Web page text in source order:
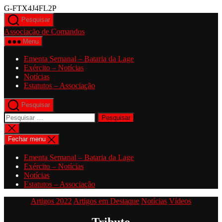
G-FTX4J4FL2PSaltar
conteúdo
Pesquisar
Associação de Comandos
Menu
Ementa Semanal – Bataria da Lage
Exército – Notícias
Notícias
Estatutos – Associação
Pesquisar
Pesquisar
por:
Fechar
pesquisa
Fechar menu
Ementa Semanal – Bataria da Lage
Exército – Notícias
Notícias
Estatutos – Associação
Categorias
Artigos 2022 Artigos em Destaque Notícias Vídeos